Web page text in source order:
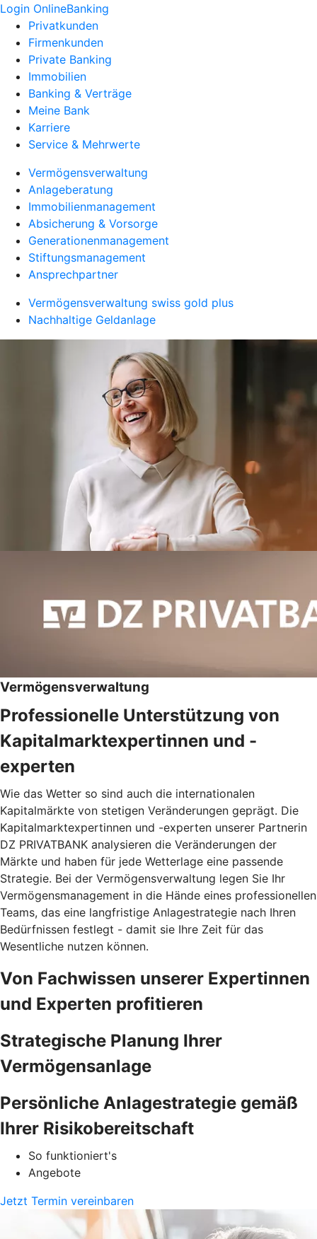
Login OnlineBanking
Privatkunden
Firmenkunden
Private Banking
Immobilien
Banking & Verträge
Meine Bank
Karriere
Service & Mehrwerte
Vermögensverwaltung
Anlageberatung
Immobilienmanagement
Absicherung & Vorsorge
Generationenmanagement
Stiftungsmanagement
Ansprechpartner
Vermögensverwaltung swiss gold plus
Nachhaltige Geldanlage
Vermögensverwaltung
Professionelle Unterstützung von
Kapitalmarktexpertinnen und -
experten
Wie das Wetter so sind auch die internationalen
Kapitalmärkte von stetigen Veränderungen geprägt. Die
Kapitalmarktexpertinnen und -experten unserer Partnerin
DZ PRIVATBANK analysieren die Veränderungen der
Märkte und haben für jede Wetterlage eine passende
Strategie. Bei der Vermögensverwaltung legen Sie Ihr
Vermögensmanagement in die Hände eines professionellen
Teams, das eine langfristige Anlagestrategie nach Ihren
Bedürfnissen festlegt - damit sie Ihre Zeit für das
Wesentliche nutzen können.
Von Fachwissen unserer Expertinnen
und Experten profitieren
Strategische Planung Ihrer
Vermögensanlage
Persönliche Anlagestrategie gemäß
Ihrer Risikobereitschaft
So funktioniert's
Angebote
Jetzt Termin vereinbaren